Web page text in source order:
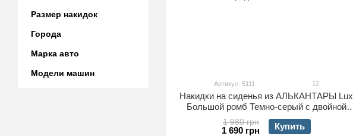
Артикул: 5111 12
Накидки на сиденья из АЛЬКАНТАРЫ Lux
Большой ромб Темно-серый с двойной
серой строчкой Премиум+, Передний
комплект
1 980 грн
1 690 грн Купить
Размер накидок
Города
Марка авто
Модели машин